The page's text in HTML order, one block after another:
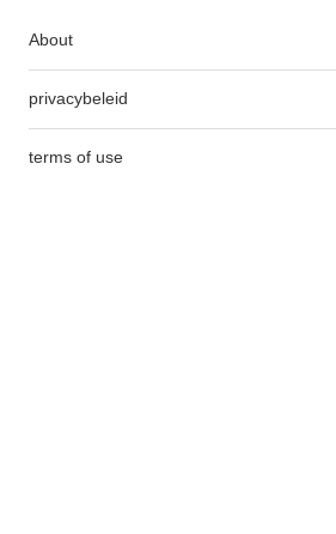
About
privacybeleid
terms of use